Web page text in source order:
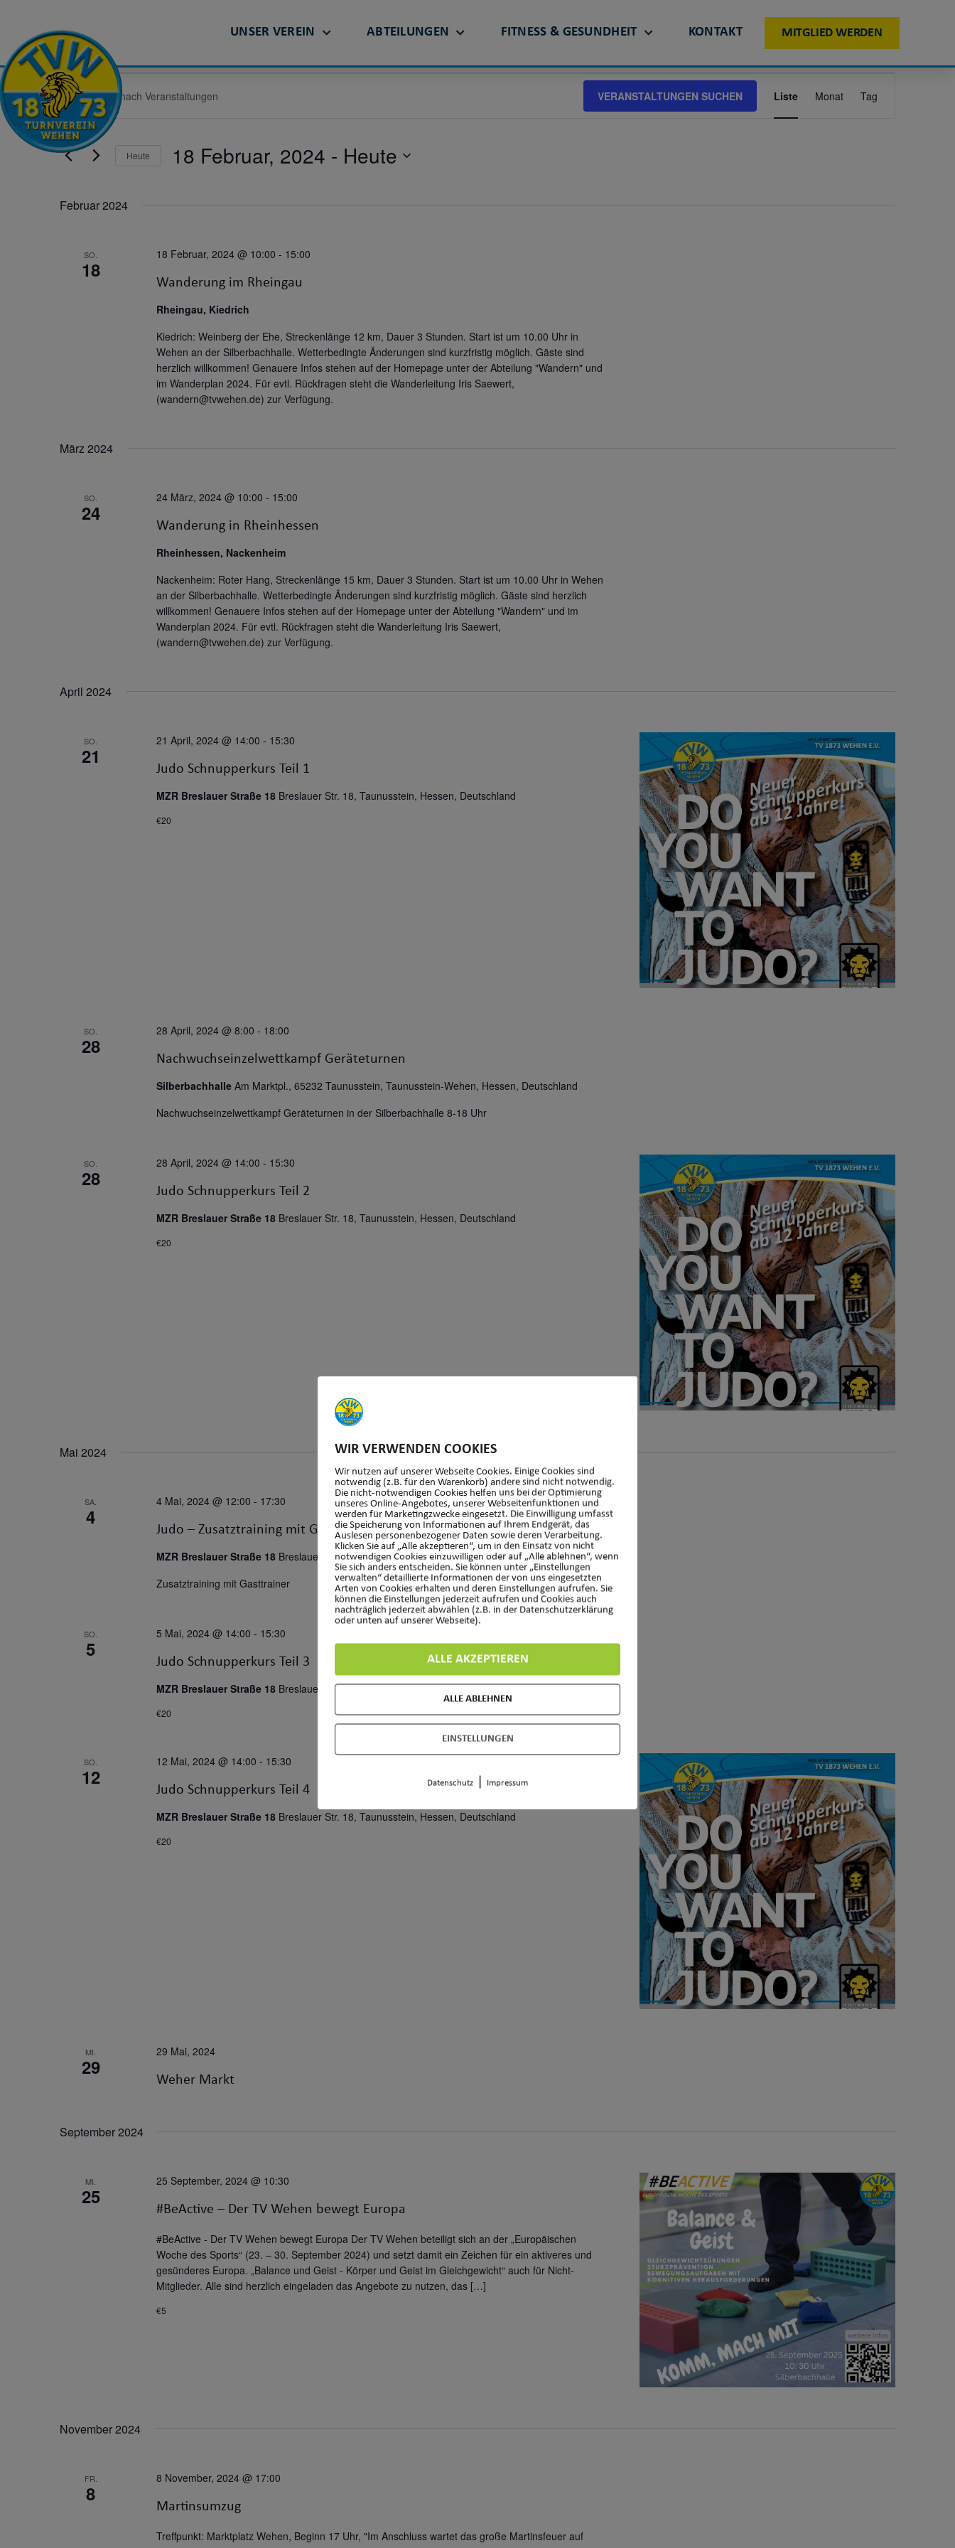
UNSER VEREIN ABTEILUNGEN FITNESS & GESUNDHEIT KONTAKT MITGLIED WERDEN
VERANSTALTUNGEN
SUCHE
UND
ANSICHTEN,
NAVIGATION
Bitte
Schlüsselwort
eingeben.
Suche
nach
Veranstaltungen
VERANSTALTUNGEN SUCHEN Liste Monat Tag
Heute 18 Februar, 2024 - Heute
Februar 2024
SO.
18
Wanderung im Rheingau
18 Februar, 2024 @ 10:00 - 15:00
Rheingau, Kiedrich
Kiedrich: Weinberg der Ehe, Streckenlänge 12 km, Dauer 3 Stunden. Start ist um 10.00 Uhr in
Wehen an der Silberbachhalle. Wetterbedingte Änderungen sind kurzfristig möglich. Gäste sind
herzlich willkommen! Genauere Infos stehen auf der Homepage unter der Abteilung "Wandern" und
im Wanderplan 2024. Für evtl. Rückfragen steht die Wanderleitung Iris Saewert,
(wandern@tvwehen.de) zur Verfügung.
März 2024
SO.
24
Wanderung in Rheinhessen
24 März, 2024 @ 10:00 - 15:00
Rheinhessen, Nackenheim
Nackenheim: Roter Hang, Streckenlänge 15 km, Dauer 3 Stunden. Start ist um 10.00 Uhr in Wehen
an der Silberbachhalle. Wetterbedingte Änderungen sind kurzfristig möglich. Gäste sind herzlich
willkommen! Genauere Infos stehen auf der Homepage unter der Abteilung "Wandern" und im
Wanderplan 2024. Für evtl. Rückfragen steht die Wanderleitung Iris Saewert,
(wandern@tvwehen.de) zur Verfügung.
April 2024
SO.
21
Judo Schnupperkurs Teil 1
21 April, 2024 @ 14:00 - 15:30
MZR Breslauer Straße 18 Breslauer Str. 18, Taunusstein, Hessen, Deutschland
€20
SO.
28
Nachwuchseinzelwettkampf Geräteturnen
28 April, 2024 @ 8:00 - 18:00
Silberbachhalle Am Marktpl., 65232 Taunusstein, Taunusstein-Wehen, Hessen, Deutschland
Nachwuchseinzelwettkampf Geräteturnen in der Silberbachhalle 8-18 Uhr
SO.
28
Judo Schnupperkurs Teil 2
28 April, 2024 @ 14:00 - 15:30
MZR Breslauer Straße 18 Breslauer Str. 18, Taunusstein, Hessen, Deutschland
€20
Mai 2024
SA.
4
Judo – Zusatztraining mit Gasttrainer
4 Mai, 2024 @ 12:00 - 17:30
MZR Breslauer Straße 18 Breslauer Str. 18, Taunusstein, Hessen, Deutschland
Zusatztraining mit Gasttrainer
SO.
5
Judo Schnupperkurs Teil 3
5 Mai, 2024 @ 14:00 - 15:30
MZR Breslauer Straße 18 Breslauer Str. 18, Taunusstein, Hessen, Deutschland
€20
SO.
12
Judo Schnupperkurs Teil 4
12 Mai, 2024 @ 14:00 - 15:30
MZR Breslauer Straße 18 Breslauer Str. 18, Taunusstein, Hessen, Deutschland
€20
MI.
29
Weher Markt
29 Mai, 2024
September 2024
MI.
25
#BeActive – Der TV Wehen bewegt Europa
25 September, 2024 @ 10:30
#BeActive - Der TV Wehen bewegt Europa Der TV Wehen beteiligt sich an der „Europäischen
Woche des Sports“ (23. – 30. September 2024) und setzt damit ein Zeichen für ein aktiveres und
gesünderes Europa. „Balance und Geist - Körper und Geist im Gleichgewicht“ auch für Nicht-
Mitglieder. Alle sind herzlich eingeladen das Angebote zu nutzen, das […]
€5
November 2024
FR.
8
Martinsumzug
8 November, 2024 @ 17:00
Treffpunkt: Marktplatz Wehen, Beginn 17 Uhr, "Im Anschluss wartet das große Martinsfeuer auf
WIR VERWENDEN COOKIES
Wir nutzen auf unserer Webseite Cookies. Einige Cookies sind
notwendig (z.B. für den Warenkorb) andere sind nicht notwendig.
Die nicht-notwendigen Cookies helfen uns bei der Optimierung
unseres Online-Angebotes, unserer Webseitenfunktionen und
werden für Marketingzwecke eingesetzt. Die Einwilligung umfasst
die Speicherung von Informationen auf Ihrem Endgerät, das
Auslesen personenbezogener Daten sowie deren Verarbeitung.
Klicken Sie auf „Alle akzeptieren“, um in den Einsatz von nicht
notwendigen Cookies einzuwilligen oder auf „Alle ablehnen“, wenn
Sie sich anders entscheiden. Sie können unter „Einstellungen
verwalten“ detaillierte Informationen der von uns eingesetzten
Arten von Cookies erhalten und deren Einstellungen aufrufen. Sie
können die Einstellungen jederzeit aufrufen und Cookies auch
nachträglich jederzeit abwählen (z.B. in der Datenschutzerklärung
oder unten auf unserer Webseite).
ALLE AKZEPTIEREN
ALLE ABLEHNEN
EINSTELLUNGEN
Datenschutz Impressum